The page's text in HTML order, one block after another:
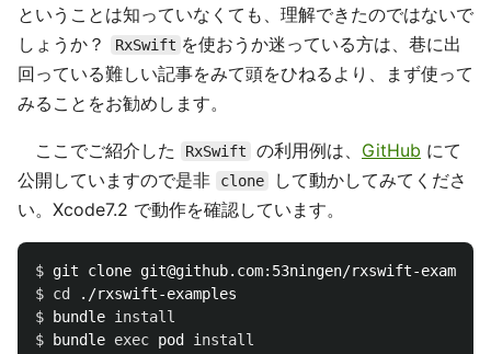
ということは知っていなくても、理解できたのではないで
しょうか？
RxSwift を使おうか迷っている方は、巷に出
回っている難しい記事をみて頭をひねるより、まず使って
みることをお勧めします。
ここでご紹介した RxSwift の利用例は、 GitHub にて
公開していますので是非
clone
して動かしてみてくださ
い。Xcode7.2 で動作を確認しています。
$
$ cd
$
bundle install
$
bundle exec pod install